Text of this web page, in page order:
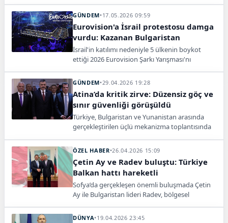
versiyonu olarak tanımladı.
GÜNDEM•17.05.2026 09:59
Eurovision'a İsrail protestosu damga
vurdu: Kazanan Bulgaristan
İsrail'in katılımı nedeniyle 5 ülkenin boykot
ettiği 2026 Eurovision Şarkı Yarışması'nı
bayraklarıyla protesto edildiği yarışmanın
GÜNDEM•29.04.2026 19:28
Atina’da kritik zirve: Düzensiz göç ve
sınır güvenliği görüşüldü
Türkiye, Bulgaristan ve Yunanistan arasında
gerçekleştirilen üçlü mekanizma toplantısında
konuları ele alındı. Taraflar iş birliğinin
artırılmasında mutabık kaldı.
ÖZEL HABER•26.04.2026 15:09
Çetin Ay ve Radev buluştu: Türkiye
Balkan hattı hareketli
Sofya’da gerçekleşen önemli buluşmada Çetin
Ay ile Bulgaristan lideri Radev, bölgesel
masaya yatırdı.
DÜNYA•19.04.2026 23:45